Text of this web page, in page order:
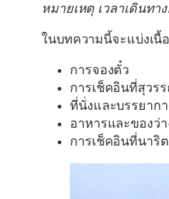
หมายเหตุ เวลาเดินท
ในบทความนี้จะแบ่งเนื้
การจองตั๋ว
การเช็คอินที่สุวร
ที่นั่งและบรรยาก
อาหารและของว่า
การเช็คอินที่นาริ